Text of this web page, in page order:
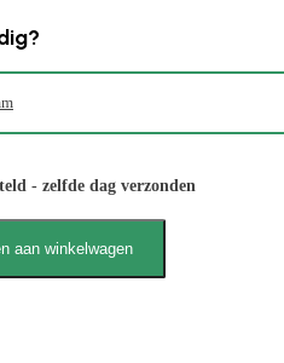
- zelfde dag verzonden
aan winkelwagen